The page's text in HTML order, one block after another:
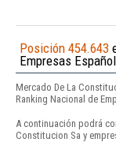
Posición 454.643
Empresas
Mercado De La
Ranking Nacional de
A continuación podrá
Constitucion Sa y